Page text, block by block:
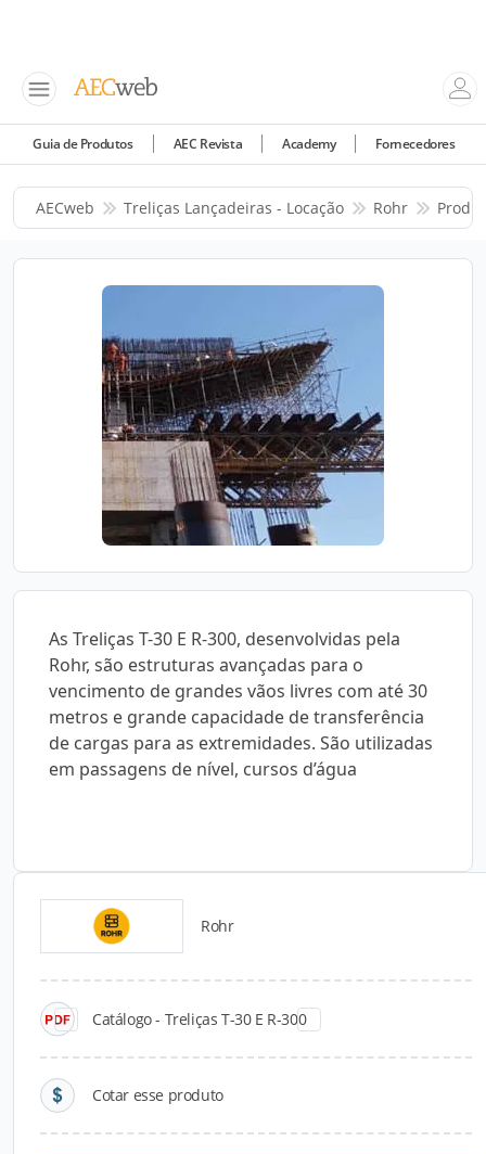
Guia de Produtos AEC Revista Academy Fornecedores
AECweb Treliças Lançadeiras - Locação Rohr
As Treliças T-30 E R-300, desenvolvidas pela
Rohr, são estruturas avançadas para o
vencimento de grandes vãos livres com até 30
metros e grande capacidade de transferência
de cargas para as extremidades. São utilizadas
em passagens de nível, cursos d’água
Rohr
Catálogo - Treliças T-30 E R-300
Cotar esse produto
Catálogos para Download